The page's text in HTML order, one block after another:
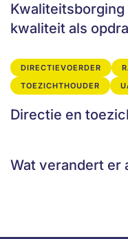
Kwaliteitsborging
kwaliteit als
DIRECTIEVOERDER
TOEZICHTHOUDER
Directie en
Wat verandert er